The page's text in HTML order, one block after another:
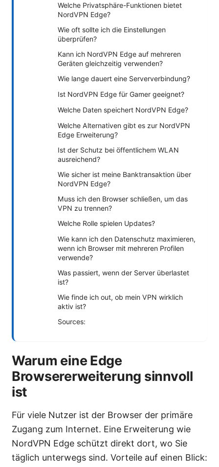
Welche Privatsphäre-Funktionen bietet
NordVPN Edge?
Wie oft sollte ich die Einstellungen
überprüfen?
Kann ich NordVPN Edge auf mehreren
Geräten gleichzeitig verwenden?
Wie lange dauert eine Serververbindung?
Ist NordVPN Edge für Gamer geeignet?
Welche Daten speichert NordVPN Edge?
Welche Alternativen gibt es zur NordVPN
Edge Erweiterung?
Ist der Schutz bei öffentlichem WLAN
ausreichend?
Wie sicher ist meine Banktransaktion über
NordVPN Edge?
Muss ich den Browser schließen, um das
VPN zu trennen?
Welche Rolle spielen Updates?
Wie kann ich den Datenschutz maximieren,
wenn ich Browser mit mehreren Profilen
verwende?
Was passiert, wenn der Server überlastet
ist?
Wie finde ich out, ob mein VPN wirklich
aktiv ist?
Sources:
Warum eine Edge
Browsererweiterung sinnvoll
ist
Für viele Nutzer ist der Browser der primäre
Zugang zum Internet. Eine Erweiterung wie
NordVPN Edge schützt direkt dort, wo Sie
täglich unterwegs sind. Vorteile auf einen Blick: